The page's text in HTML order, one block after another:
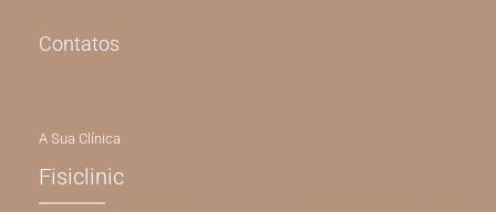
Contatos
A Sua Clínica
Fisiclinic